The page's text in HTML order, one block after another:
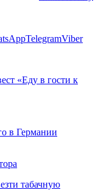
TelegramViber
«Еду в гости к
в Германии
табачную